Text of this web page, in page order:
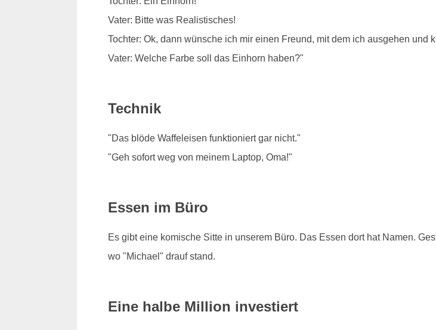
Vater: Bitte was Realistisches!
Tochter: Ok, dann wünsche ich mir einen Freund, mit dem ich ausgehen und
Vater: Welche Farbe soll das Einhorn haben?"
Technik
"Das blöde Waffeleisen funktioniert gar nicht."
"Geh sofort weg von meinem Laptop, Oma!"
Essen im Büro
Es gibt eine komische Sitte in unserem Büro. Das Essen dort hat Namen.
wo "Michael" drauf stand.
Eine halbe Million investiert